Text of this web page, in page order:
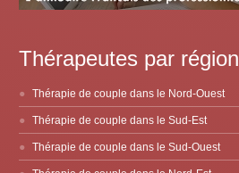
Thérapeutes par région
Thérapie de couple dans le Nord-Ouest
Thérapie de couple dans le Sud-Est
Thérapie de couple dans le Sud-Ouest